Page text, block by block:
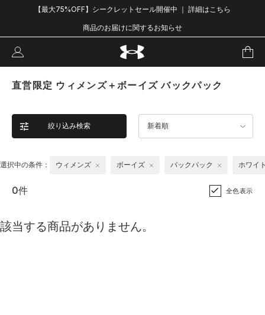
【最大75%OFF】シークレットセール開催中 ｜ 詳細はこちら
商品のお届けに関するお知らせ
直営限定 ウィメンズ＋ボーイズ バックパック
絞り込み検索 新着順
選択中の条件： ウィメンズ ボーイズ バックパック ホワイ
0件 全色表示
該当する商品がありません。